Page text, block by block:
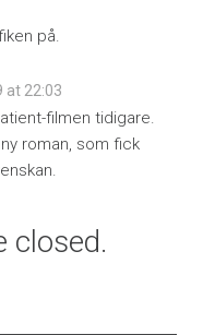
på.
at 22:03
filmen tidigare.
roman, som fick
closed.